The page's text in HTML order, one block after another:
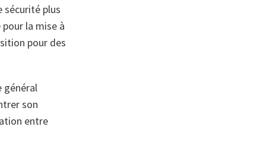
sécurité plus
la mise à
pour des
général
son
entre